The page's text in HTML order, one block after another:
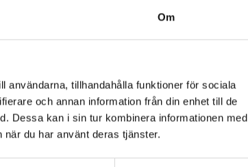
Om
användarna, tillhandahålla funktioner för sociala
och annan information från din enhet till de
Dessa kan i sin tur kombinera informationen med
du har använt deras tjänster.